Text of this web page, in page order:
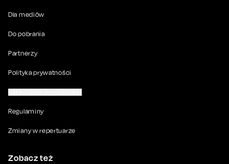
Dla mediów
Do pobrania
Partnerzy
Polityka prywatności
Regulaminy
Zmiany w repertuarze
Zobacz też